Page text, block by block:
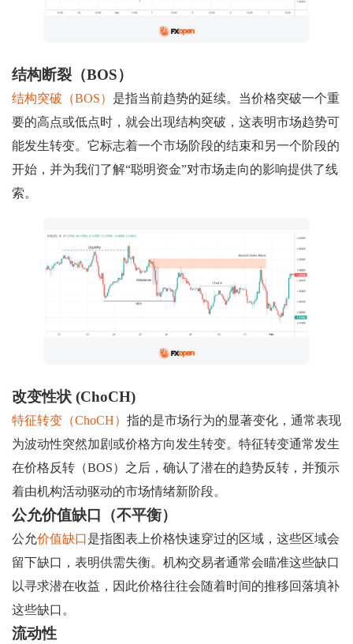
结构断裂（BOS）
结构突破（BOS） 是指当前趋势的延续。当价格突破一个重
要的高点或低点时，就会出现结构突破，这表明市场趋势可
能发生转变。它标志着一个市场阶段的结束和另一个阶段的
开始，并为我们了解“聪明资金”对市场走向的影响提供了线
索。
改变性状 (ChoCH)
特征转变（ChoCH） 指的是市场行为的显著变化，通常表现
为波动性突然加剧或价格方向发生转变。特征转变通常发生
在价格反转（BOS）之后，确认了潜在的趋势反转，并预示
着由机构活动驱动的市场情绪新阶段。
公允价值缺口（不平衡）
公允价值缺口是指图表上价格快速穿过的区域，这些区域会
留下缺口，表明供需失衡。机构交易者通常会瞄准这些缺口
以寻求潜在收益，因此价格往往会随着时间的推移回落填补
这些缺口。
流动性